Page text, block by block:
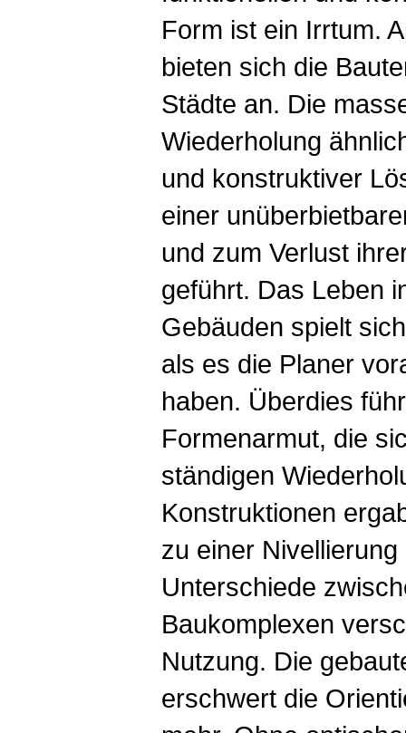
Form ist ein Irrtum.
bieten sich die
Städte an. Die
Wiederholung
und konstruktiver
einer
und zum Verlust
geführt. Das Leben
Gebäuden spielt
als es die Planer
haben. Überdies
Formenarmut, die
ständigen
Konstruktionen
zu einer Nivellierung
Unterschiede
Baukomplexen
Nutzung. Die
erschwert die